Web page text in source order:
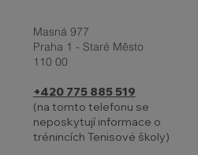
Masná 977
Praha 1 - Staré Město
110 00
+420 775 885 519
(na tomto telefonu se
neposkytují informace o
trénincích Tenisové školy)